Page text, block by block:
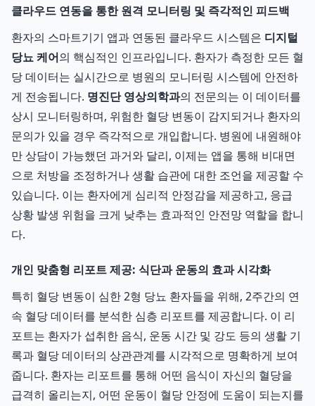
클라우드 연동을 통한 원격 모니터링 및 즉각적인 피드백
환자의 스마트기기 앱과 연동된 클라우드 시스템은 디지털
당뇨 케어의 핵심적인 인프라입니다. 환자가 측정한 모든 혈
당 데이터는 실시간으로 병원의 모니터링 시스템에 안전하
게 전송됩니다. 명진단 영상의학과의 전문의는 이 데이터를
상시 모니터링하며, 위험한 혈당 변동이 감지되거나 환자의
문의가 있을 경우 즉각적으로 개입합니다. 병원에 내원해야
만 상담이 가능했던 과거와 달리, 이제는 앱을 통해 비대면
으로 처방을 조정하거나 생활 습관에 대한 조언을 제공할 수
있습니다. 이는 환자에게 심리적 안정감을 제공하고, 응급
상황 발생 위험을 크게 낮추는 효과적인 안전망 역할을 합니
다.
개인 맞춤형 리포트 제공: 식단과 운동의 효과 시각화
특히 혈당 변동이 심한 2형 당뇨 환자들을 위해, 2주간의 연
속 혈당 데이터를 분석한 심층 리포트를 제공합니다. 이 리
포트는 환자가 섭취한 음식, 운동 시간 및 강도 등의 생활 기
록과 혈당 데이터의 상관관계를 시각적으로 명확하게 보여
줍니다. 환자는 리포트를 통해 어떤 음식이 자신의 혈당을
급격히 올리는지, 어떤 운동이 혈당 안정에 도움이 되는지를